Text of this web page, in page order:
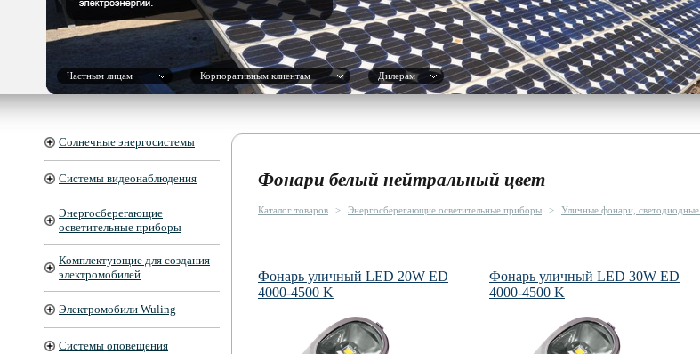
Частным лицам Корпоративным клиентам Дилерам
Солнечные энергосистемы
Системы видеонаблюдения
Энергосберегающие
осветительные приборы
Комплектующие для создания
электромобилей
Электромобили Wuling
Системы оповещения
Фонари белый нейтральный цвет
Каталог товаров > Энергосберегающие осветительные приборы > Уличные фонари, светодиодные
Фонарь уличный LED 20W ED
4000-4500 K
Фонарь уличный LED 30W ED
4000-4500 K